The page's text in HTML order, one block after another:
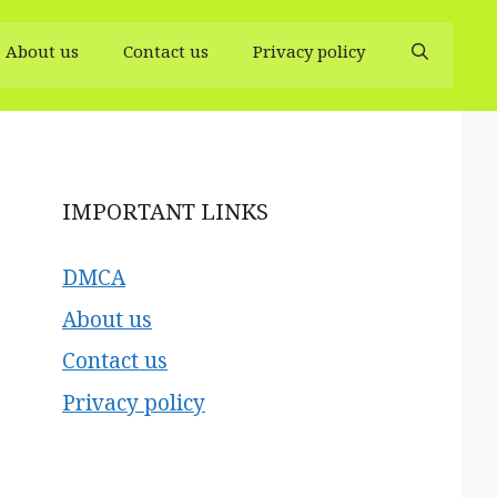
About us Contact us Privacy policy
IMPORTANT LINKS
DMCA
About us
Contact us
Privacy policy